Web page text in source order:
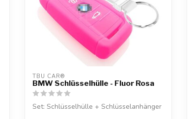
TBU CAR®
BMW Schlüsselhülle - Fluor Rosa
Set: Schlüsselhülle + Schlüsselanhänger